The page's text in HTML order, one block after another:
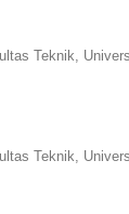
Teknik,
Teknik,